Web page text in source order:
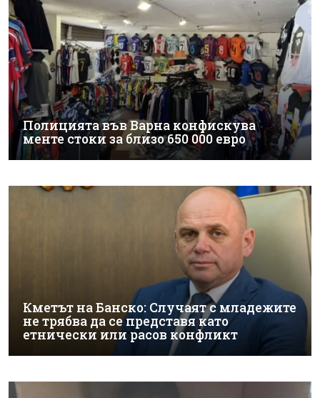
Полицията във Варна конфискува
менте стоки за близо 650 000 евро
Кметът на Банско: Случаят с младежите
не трябва да се представя като
етнически или расов конфликт